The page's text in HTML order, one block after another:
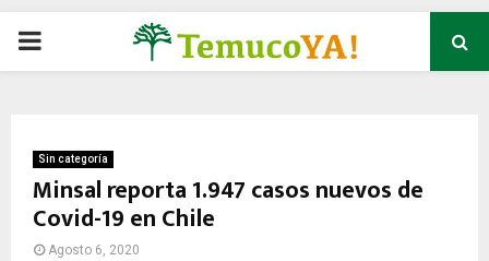
P
M
Sin categoría
Minsal reporta 1.947 casos nuevos de
Covid-19 en Chile
Agosto 6, 2020